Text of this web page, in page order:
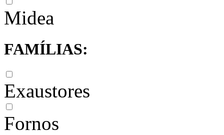
Midea
FAMÍLIAS:
Exaustores
Fornos